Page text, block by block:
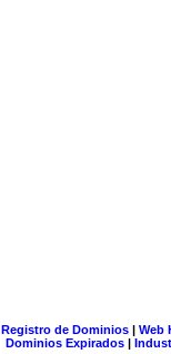
Registro de Dominios| Web
Dominios Expirados |